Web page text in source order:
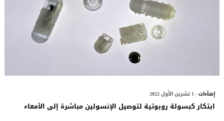
إضآءات- 1 تشرين الأول 2022
ابتكار كبسولة روبوتية لتوصيل الإنسولين مباشرة إلى الأمعاء